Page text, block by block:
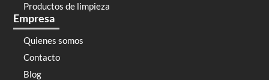
Productos de limpieza
Empresa
Quienes somos
Contacto
Blog